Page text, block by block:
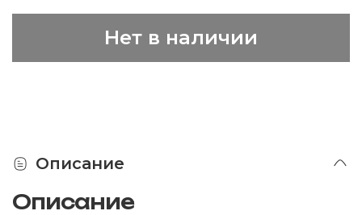
Нет в наличии
Описание
Описание